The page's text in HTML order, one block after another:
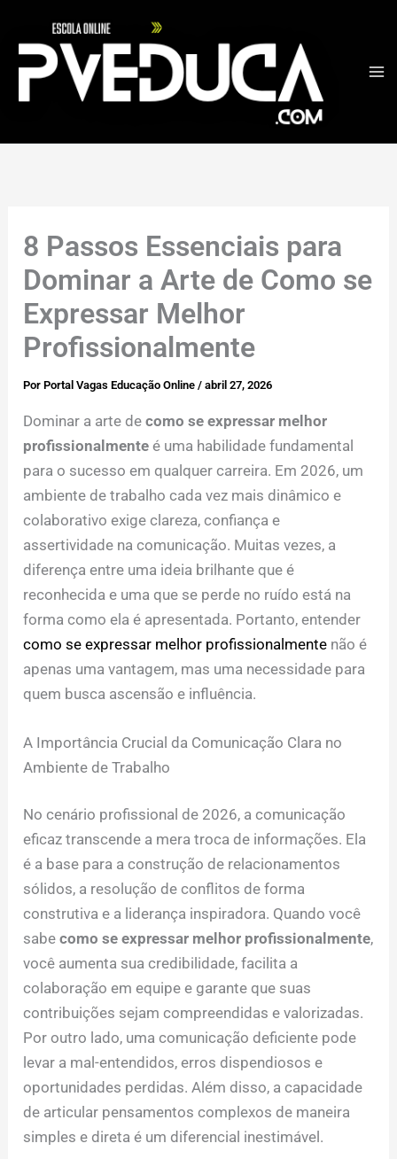
8 Passos Essenciais para
Dominar a Arte de Como se
Expressar Melhor
Profissionalmente
PorPortal Vagas Educação Online/abril 27, 2026
Dominar a arte decomo se expressar melhor
profissionalmente é uma habilidade fundamental
para o sucesso em qualquer carreira. Em 2026, um
ambiente de trabalho cada vez mais dinâmico e
colaborativo exige clareza, confiança e
assertividade na comunicação. Muitas vezes, a
diferença entre uma ideia brilhante que é
reconhecida e uma que se perde no ruído está na
forma como ela é apresentada. Portanto, entender
como se expressar melhor profissionalmente não é
apenas uma vantagem, mas uma necessidade para
quem busca ascensão e influência.
A Importância Crucial da Comunicação Clara no
Ambiente de Trabalho
No cenário profissional de 2026, a comunicação
eficaz transcende a mera troca de informações. Ela
é a base para a construção de relacionamentos
sólidos, a resolução de conflitos de forma
construtiva e a liderança inspiradora. Quando você
sabecomo se expressar melhor profissionalmente,
você aumenta sua credibilidade, facilita a
colaboração em equipe e garante que suas
contribuições sejam compreendidas e valorizadas.
Por outro lado, uma comunicação deficiente pode
levar a mal-entendidos, erros dispendiosos e
oportunidades perdidas. Além disso, a capacidade
de articular pensamentos complexos de maneira
simples e direta é um diferencial inestimável.